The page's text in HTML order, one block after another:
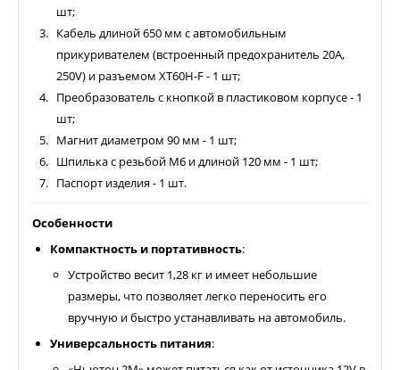
шт;
Кабель длиной 650 мм с автомобильным
прикуривателем (встроенный предохранитель 20А,
250V) и разъемом XT60H-F - 1 шт;
Преобразователь с кнопкой в пластиковом корпусе - 1
шт;
Магнит диаметром 90 мм - 1 шт;
Шпилька с резьбой М6 и длиной 120 мм - 1 шт;
Паспорт изделия - 1 шт.
Особенности
Компактность и портативность:
Устройство весит 1,28 кг и имеет небольшие
размеры, что позволяет легко переносить его
вручную и быстро устанавливать на автомобиль.
Универсальность питания: